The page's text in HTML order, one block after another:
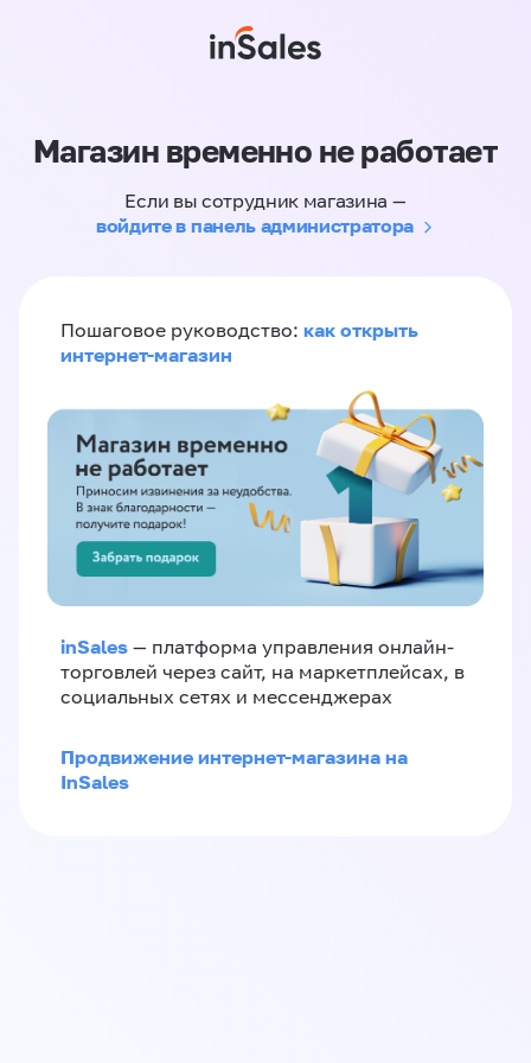
Магазин временно не работает
Если вы сотрудник магазина —
войдите в панель администратора
Пошаговое руководство: как открыть
интернет-магазин
inSales — платформа управления онлайн-
торговлей через сайт, на маркетплейсах, в
социальных сетях и мессенджерах
Продвижение интернет-магазина на
InSales